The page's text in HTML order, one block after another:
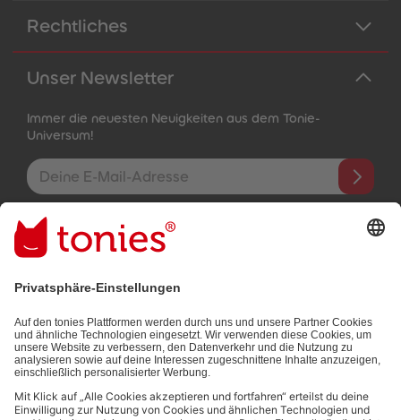
Rechtliches
Unser Newsletter
Immer die neuesten Neuigkeiten aus dem Tonie-
Universum!
E-Mail-Addresse
Mit dem Absenden abonnierst du unseren E-Mail-Newsletter, der
auf den von dir bereitgestellten Informationen (z.B. Account-
informationen) und den von dir zu Werbezwecken bereitgestellten
Datenschutzbestimmungen.
Bezahlmethoden: